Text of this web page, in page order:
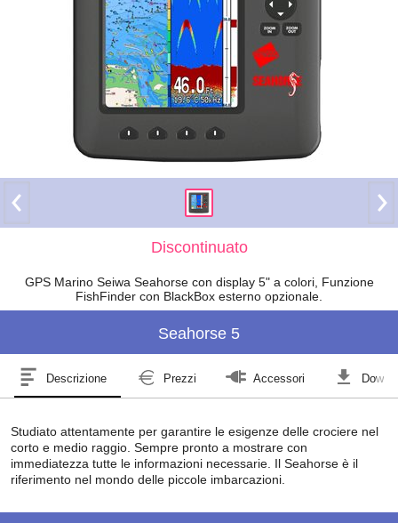
Discontinuato
GPS Marino Seiwa Seahorse con display 5" a colori, Funzione
FishFinder con BlackBox esterno opzionale.
Seahorse 5
Descrizione Prezzi Accessori
Studiato attentamente per garantire le esigenze delle crociere nel
corto e medio raggio. Sempre pronto a mostrare con
immediatezza tutte le informazioni necessarie. Il Seahorse è il
riferimento nel mondo delle piccole imbarcazioni.